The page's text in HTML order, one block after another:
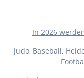
In 2026
Judo, Baseball,